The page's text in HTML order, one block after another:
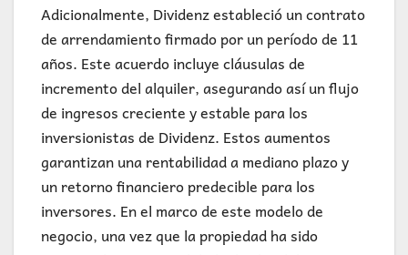
Adicionalmente, Dividenz estableció un contrato
de arrendamiento firmado por un período de 11
años. Este acuerdo incluye cláusulas de
incremento del alquiler, asegurando así un flujo
de ingresos creciente y estable para los
inversionistas de Dividenz. Estos aumentos
garantizan una rentabilidad a mediano plazo y
un retorno financiero predecible para los
inversores. En el marco de este modelo de
negocio, una vez que la propiedad ha sido